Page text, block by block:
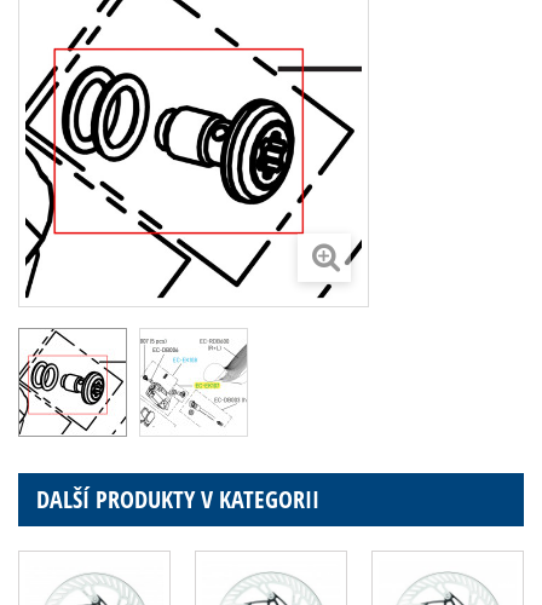
DALŠÍ PRODUKTY V KATEGORII